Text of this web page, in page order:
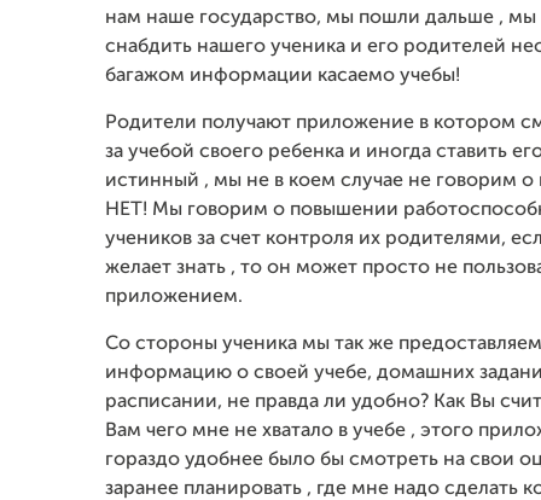
нам наше государство, мы пошли дальше ,
снабдить нашего ученика и его родителей
багажом информации касаемо учебы!
Родители получают приложение в котором
за учебой своего ребенка и иногда ставить
истинный , мы не в коем случае не говорим о
НЕТ! Мы говорим о повышении
учеников за счет контроля их родителями,
желает знать , то он может просто не
приложением.
Со стороны ученика мы так же
информацию о своей учебе, домашних
расписании, не правда ли удобно? Как Вы
Вам чего мне не хватало в учебе , этого
гораздо удобнее было бы смотреть на свои
заранее планировать , где мне надо сделать